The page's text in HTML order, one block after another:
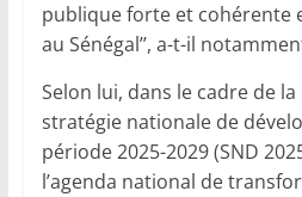
publique forte et cohérente
au Sénégal’’, a-t-il
Selon lui, dans le cadre de
stratégie nationale de
période 2025-2029 (SND
l’agenda national de